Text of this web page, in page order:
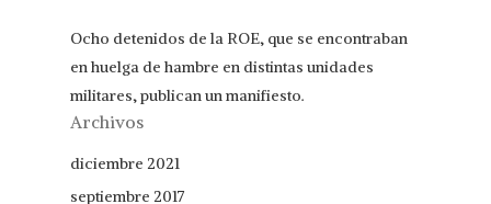
Ocho detenidos de la ROE, que se encontraban
en huelga de hambre en distintas unidades
militares, publican un manifiesto.
Archivos
diciembre 2021
septiembre 2017